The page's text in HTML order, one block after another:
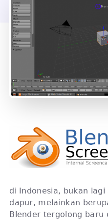
di Indonesia, bukan
dapur, melainkan
Blender tergolong baru